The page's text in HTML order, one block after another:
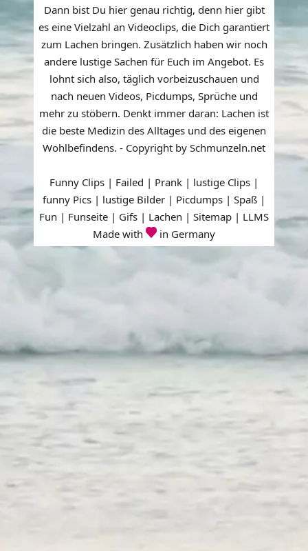
Dann bist Du hier genau richtig, denn hier gibt
es eine Vielzahl an Videoclips, die Dich garantiert
zum Lachen bringen. Zusätzlich haben wir noch
andere lustige Sachen für Euch im Angebot. Es
lohnt sich also, täglich vorbeizuschauen und
nach neuen Videos, Picdumps, Sprüche und
mehr zu stöbern. Denkt immer daran: Lachen ist
die beste Medizin des Alltages und des eigenen
Wohlbefindens. - Copyright by Schmunzeln.net
Funny Clips | Failed | Prank | lustige Clips |
funny Pics | lustige Bilder | Picdumps | Spaß |
Fun | Funseite | Gifs | Lachen | Sitemap | LLMS
Made with
in Germany